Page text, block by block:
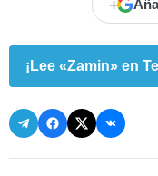
+
¡Lee «Zamin» en